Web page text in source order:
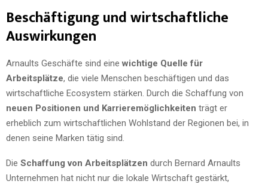
Beschäftigung und wirtschaftliche
Auswirkungen
Arnaults Geschäfte sind eine wichtige Quelle für
Arbeitsplätze, die viele Menschen beschäftigen und das
wirtschaftliche Ecosystem stärken. Durch die Schaffung von
neuen Positionen und Karrieremöglichkeiten trägt er
erheblich zum wirtschaftlichen Wohlstand der Regionen bei, in
denen seine Marken tätig sind.
Die Schaffung von Arbeitsplätzen durch Bernard Arnaults
Unternehmen hat nicht nur die lokale Wirtschaft gestärkt,